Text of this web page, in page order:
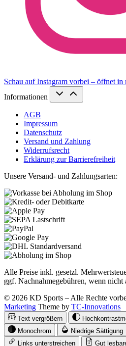
Schau auf Instagram vorbei – öffnet
Informationen
AGB
Impressum
Datenschutz
Versand und Zahlung
Widerrufsrecht
Erklärung zur Barrierefreiheit
Unsere Versand- und Zahlungsarten:
Alle Preise inkl. gesetzl.
ggf. Nachnahmegebühren, wenn nicht
© 2026 KD Sports – Alle Rechte
Marketing Theme by TC-Innovations
Text vergrößern
Monochrom
Niedrige Sättigung
Links unterstreichen
Gut